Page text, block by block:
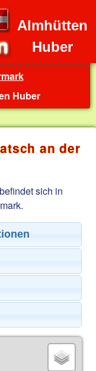
Almhütten
Huber
Huber
an der
sich in